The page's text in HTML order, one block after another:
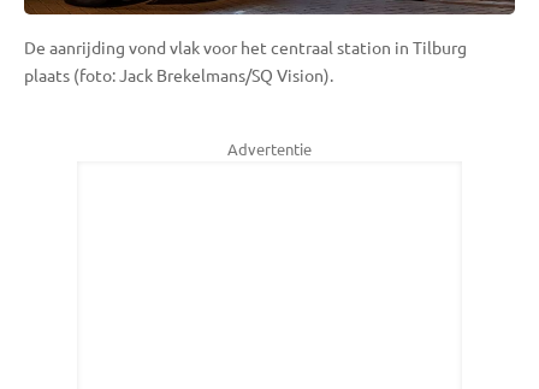
De aanrijding vond vlak voor het centraal station in Tilburg
plaats (foto: Jack Brekelmans/SQ Vision).
Advertentie